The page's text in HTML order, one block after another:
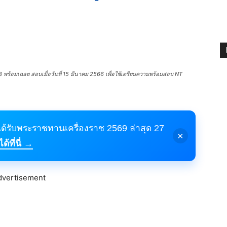
อมเฉลย สอบเมื่อวันที่ 15 มีนาคม 2566 เพื่อใช้เตรียมความพร้อมสอบ NT
รับพระราชทานเครื่องราช 2569 ล่าสุด 27
ด้ที่นี่ →
×